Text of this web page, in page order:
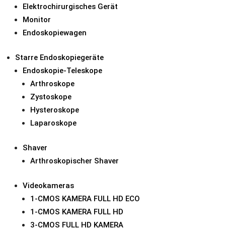
Elektrochirurgisches Gerät
Monitor
Endoskopiewagen
Starre Endoskopiegeräte
Endoskopie-Teleskope
Arthroskope
Zystoskope
Hysteroskope
Laparoskope
Shaver
Arthroskopischer Shaver
Videokameras
1-CMOS KAMERA FULL HD ECO
1-CMOS KAMERA FULL HD
3-CMOS FULL HD KAMERA
Schere, einfachbeweglich